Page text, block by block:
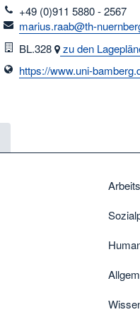
telefon
+49 (0)911 5880 - 2567
email
marius.raab@th-
Raum
BL.328 zu den
https://www.uni-